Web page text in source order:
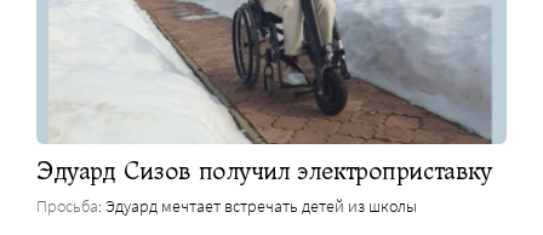
Эдуард Сизов получил электроприставку
Просьба: Эдуард мечтает встречать детей из школы